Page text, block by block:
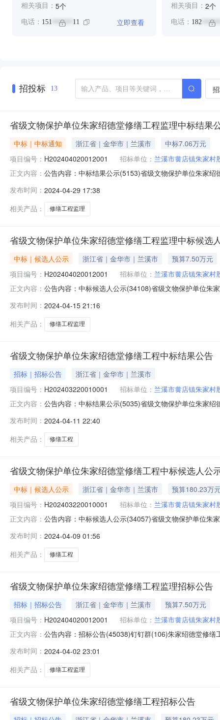
相关项目： 5个
电话： 151 ****** 11 立即查看
相关项目： 2个
电话： 182
招投标 13
省级文物保护单位朱家绍德堂修缮工程监理中标结果
中标｜中标通知 浙江省｜金华市｜兰溪市
中标7.06万元
项目编号： H202404020012001 招标单位： 兰溪市黄店镇朱家村
正文内容： 公告内容：中标结果公示(5153)省级文物保护单位朱家
修期内监理应承担的服务内容。具体以招标人要求为准
有限公司5.83706
发布时间： 2024-04-29 17:38
相关产品：
修缮工程监理
省级文物保护单位朱家绍德堂修缮工程监理中标候选
中标｜候选人公示 浙江省｜金华市｜兰溪市
预算7.50万元
项目编号： H202404020012001 招标单位： 兰溪市黄店镇朱家村
正文内容： 公告内容：中标候选人公示(34108)省级文物保护单位朱
杰工程咨询有限公司四、招标范围：本工程施工全过程
名次中标候选人中标让利率%中标价(元)项目
发布时间： 2024-04-15 21:16
相关产品：
修缮工程监理
省级文物保护单位朱家绍德堂修缮工程中标结果公告
招标｜招标公告
浙江省｜金华市｜兰溪市
项目编号： H202403220010001 招标单位： 兰溪市黄店镇朱家村
正文内容： 公告内容：中标结果公示(5035)省级文物保护单位朱家
招标六、中标结果公示1松阳县常贤古建筑有限公司
时间：20
发布时间： 2024-04-11 22:40
相关产品：
修缮工程
省级文物保护单位朱家绍德堂修缮工程中标候选人公
中标｜候选人公示 浙江省｜金华市｜兰溪市
预算180.23万
项目编号： H202403220010001 招标单位： 兰溪市黄店镇朱家村
正文内容： 公告内容：中标候选人公示(34057)省级文物保护单位朱
级文物保护单位朱家绍德堂修缮工程五、招标方式：公
人中标让利率
发布时间： 2024-04-09 01:56
相关产品：
修缮工程
省级文物保护单位朱家绍德堂修缮工程监理招标公告
招标｜招标公告 浙江省｜金华市｜兰溪市
预算7.50万元
项目编号： H202404020012001 招标单位： 兰溪市黄店镇朱家村
正文内容： 公告内容：招标公告(45038)钉钉群(106)朱家绍德堂修
询有限公司。项目已具备招标条件，现对该项目的监理
家村；2.3招标
发布时间： 2024-04-02 23:01
相关产品：
修缮工程监理
省级文物保护单位朱家绍德堂修缮工程招标公告